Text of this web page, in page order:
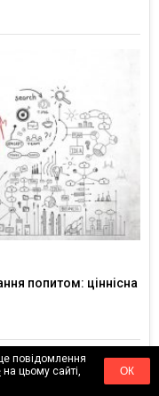
попитом: ціннісна
повідомлення
на цьому сайті,
ОК